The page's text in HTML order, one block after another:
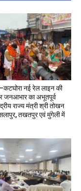
नई रेल लाइन की
जनआभार का अभूतपूर्व
राज्य मंत्री श्री तोखन
तखतपुर एवं मुंगेली में